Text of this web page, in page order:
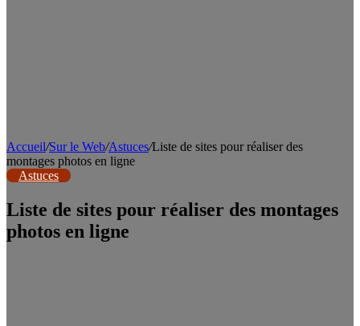
Accueil/Sur le Web/Astuces/Liste de sites pour réaliser des
montages photos en ligne
Astuces
Liste de sites pour réaliser des montages
photos en ligne